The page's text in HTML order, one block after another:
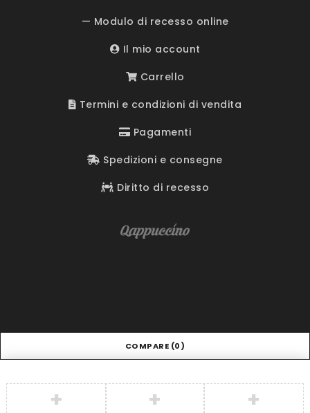
— Modulo di recesso online
Il mio account
Carrello
Termini e condizioni di vendita
Pagamenti
Spedizioni e consegne
Diritto di recesso
COMPARE (0)